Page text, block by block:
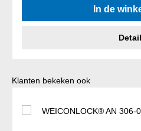
In de
Productgalerij overslaan
Klanten bekeken ook